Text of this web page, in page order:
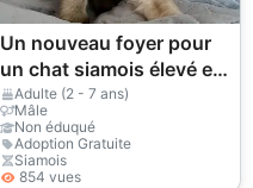
Un nouveau foyer pour
un chat siamois élevé en
famille.
Adulte (2 - 7 ans)
Mâle
Non éduqué
Adoption Gratuite
Siamois
854 vues